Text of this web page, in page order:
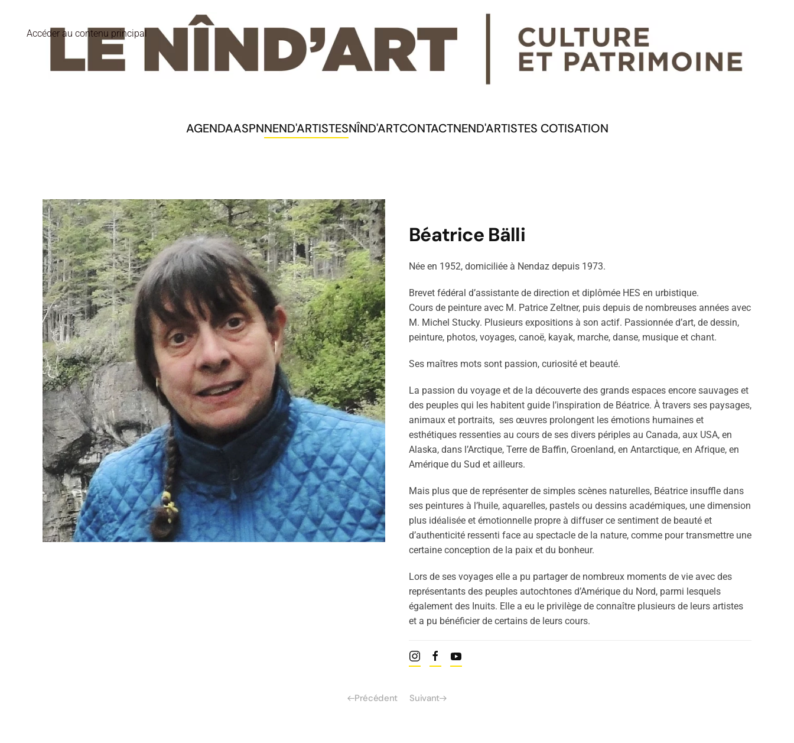
Accéder au contenu principal
AGENDAASPNNEND'ARTISTESNÎND'ARTCONTACTNEND'ARTISTES COTISATION
Béatrice Bälli
Née en 1952, domiciliée à Nendaz depuis 1973.
Brevet fédéral d’assistante de direction et diplômée HES en urbistique.
Cours de peinture avec M. Patrice Zeltner, puis depuis de nombreuses années avec
M. Michel Stucky. Plusieurs expositions à son actif. Passionnée d’art, de dessin,
peinture, photos, voyages, canoë, kayak, marche, danse, musique et chant.
Ses maîtres mots sont passion, curiosité et beauté.
La passion du voyage et de la découverte des grands espaces encore sauvages et
des peuples qui les habitent guide l’inspiration de Béatrice. À travers ses paysages,
animaux et portraits, ses œuvres prolongent les émotions humaines et
esthétiques ressenties au cours de ses divers périples au Canada, aux USA, en
Alaska, dans l’Arctique, Terre de Baffin, Groenland, en Antarctique, en Afrique, en
Amérique du Sud et ailleurs.
Mais plus que de représenter de simples scènes naturelles, Béatrice insuffle dans
ses peintures à l’huile, aquarelles, pastels ou dessins académiques, une dimension
plus idéalisée et émotionnelle propre à diffuser ce sentiment de beauté et
d’authenticité ressenti face au spectacle de la nature, comme pour transmettre une
certaine conception de la paix et du bonheur.
Lors de ses voyages elle a pu partager de nombreux moments de vie avec des
représentants des peuples autochtones d’Amérique du Nord, parmi lesquels
également des Inuits. Elle a eu le privilège de connaître plusieurs de leurs artistes
et a pu bénéficier de certains de leurs cours.
Précédent Suivant